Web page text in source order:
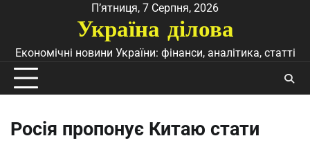
П’ятниця, 7 Серпня, 2026
Україна ділова
Економічні новини України: фінанси, аналітика, статті
Росія пропонує Китаю стати